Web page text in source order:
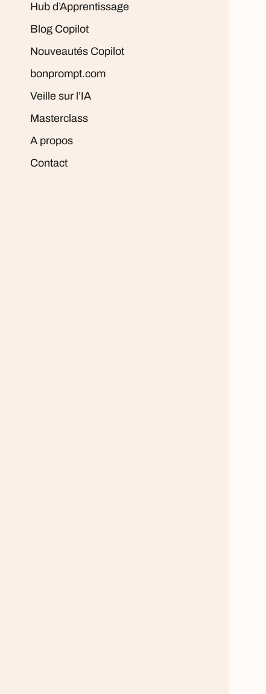
Hub d’Apprentissage
Blog Copilot
Nouveautés Copilot
bonprompt.com
Veille sur l’IA
Masterclass
A propos
Contact